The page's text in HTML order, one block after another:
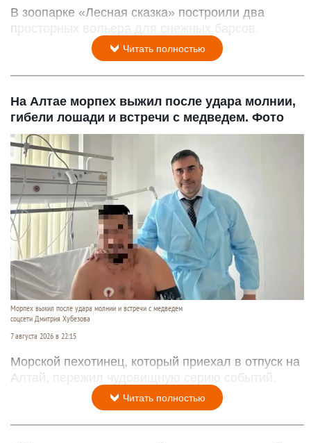
В зоопарке «Лесная сказка» построили два
просторных вольера для снежных барсов.
Читать полностью
На Алтае морпех выжил после удара молнии,
гибели лошади и встречи с медведем. Фото
Морпех выжил после удара молнии и встречи с медведем
соцсети Дмитрия Хубезова
7 августа 2026 в 22:15
Морской пехотинец, который приехал в отпуск на
Алтай, пережил чудовищную серию событий.
Читать полностью